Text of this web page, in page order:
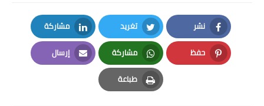
نشر
Facebook
تغريد
Twitter
مشاركة
LinkedIn
حفظ
Pinterest
مشاركة
Whatsapp
إرسال
Email
طباعة
Print